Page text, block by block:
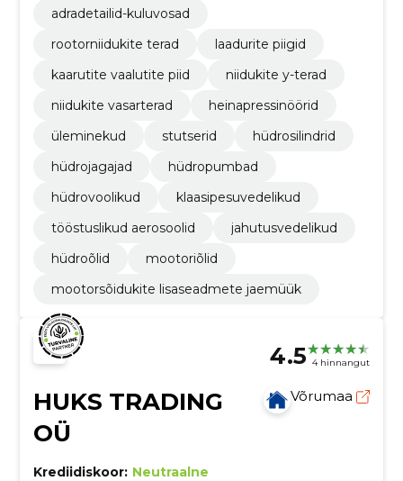
adradetailid-kuluvosad
rootorniidukite terad
laadurite piigid
kaarutite vaalutite piid
niidukite y-terad
niidukite vasarterad
heinapressinöörid
üleminekud
stutserid
hüdrosilindrid
hüdrojagajad
hüdropumbad
hüdrovoolikud
klaasipesuvedelikud
tööstuslikud aerosoolid
jahutusvedelikud
hüdroõlid
mootoriõlid
mootorsõidukite lisaseadmete jaemüük
4.5 4 hinnangut
HUKS TRADING
OÜ
Võrumaa
Krediidiskoor: Neutraalne